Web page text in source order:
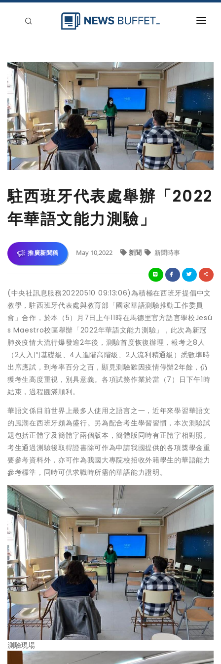
新聞稿分類
駐西班牙代表處舉辦「2022
年華語文能力測驗」
推廣新聞稿 May 10,2022 新聞 新聞時事
(中央社訊息服務20220510 09:13:06)為積極在西班牙提倡中文
教學，駐西班牙代表處與教育部「國家華語測驗推動工作委員
會」合作，於本（5）月7日上午11時在馬德里官方語言學校Jesú
s Maestro校區舉辦「2022年華語文能力測驗」，此次為新冠
肺炎疫情大流行爆發逾2年後，測驗首度恢復辦理，報考之8人
（2人入門基礎級、4人進階高階級、2人流利精通級）悉數準時
出席應試，到考率百分之百，顯見測驗雖因疫情停辦2年餘，仍
獲考生高度重視，別具意義。各項試務作業於當（7）日下午1時
結束，過程圓滿順利。
華語文係目前世界上最多人使用之語言之一，近年來學習華語文
的風潮在西班牙頗為盛行。另為配合考生學習習慣，本次測驗試
題包括正體字及簡體字兩個版本，簡體版同時有正體字相對照。
考生通過測驗後取得證書除可作為申請我國提供的各項獎學金重
要參考資料外，亦可作為我國大專院校招收外籍學生的華語能力
參考標準，同時可供求職時所需的華語能力證明。
測驗現場